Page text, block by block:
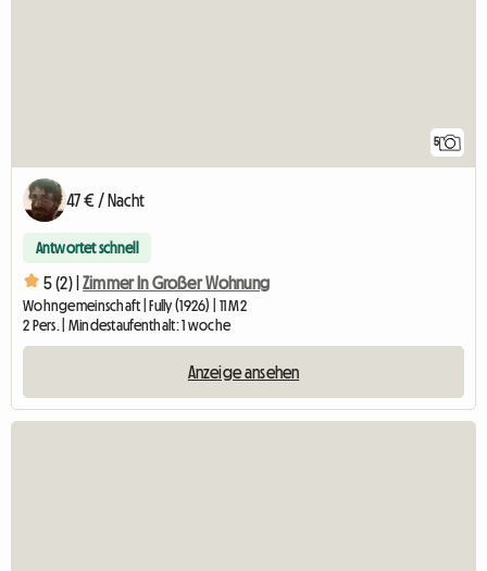
5
47 € / Nacht
Antwortet schnell
5 (2) | Zimmer In Großer Wohnung
Wohngemeinschaft | Fully (1926) | 11 M2
2 Pers. | Mindestaufenthalt: 1 woche
Anzeige ansehen